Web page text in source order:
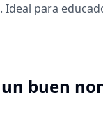
Ideal para
buen